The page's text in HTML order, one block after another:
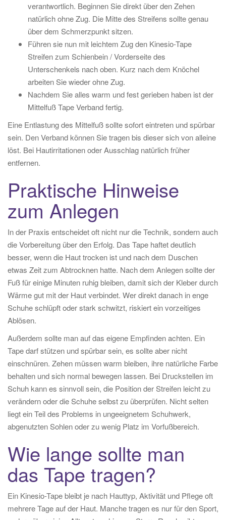
verantwortlich. Beginnen Sie direkt über den Zehen
natürlich ohne Zug. Die Mitte des Streifens sollte genau
über dem Schmerzpunkt sitzen.
Führen sie nun mit leichtem Zug den Kinesio-Tape
Streifen zum Schienbein / Vorderseite des
Unterschenkels nach oben. Kurz nach dem Knöchel
arbeiten Sie wieder ohne Zug.
Nachdem Sie alles warm und fest gerieben haben ist der
Mittelfuß Tape Verband fertig.
Eine Entlastung des Mittelfuß sollte sofort eintreten und spürbar
sein. Den Verband können Sie tragen bis dieser sich von alleine
löst. Bei Hautirritationen oder Ausschlag natürlich früher
entfernen.
Praktische Hinweise
zum Anlegen
In der Praxis entscheidet oft nicht nur die Technik, sondern auch
die Vorbereitung über den Erfolg. Das Tape haftet deutlich
besser, wenn die Haut trocken ist und nach dem Duschen
etwas Zeit zum Abtrocknen hatte. Nach dem Anlegen sollte der
Fuß für einige Minuten ruhig bleiben, damit sich der Kleber durch
Wärme gut mit der Haut verbindet. Wer direkt danach in enge
Schuhe schlüpft oder stark schwitzt, riskiert ein vorzeitiges
Ablösen.
Außerdem sollte man auf das eigene Empfinden achten. Ein
Tape darf stützen und spürbar sein, es sollte aber nicht
einschnüren. Zehen müssen warm bleiben, ihre natürliche Farbe
behalten und sich normal bewegen lassen. Bei Druckstellen im
Schuh kann es sinnvoll sein, die Position der Streifen leicht zu
verändern oder die Schuhe selbst zu überprüfen. Nicht selten
liegt ein Teil des Problems in ungeeignetem Schuhwerk,
abgenutzten Sohlen oder zu wenig Platz im Vorfußbereich.
Wie lange sollte man
das Tape tragen?
Ein Kinesio-Tape bleibt je nach Hauttyp, Aktivität und Pflege oft
mehrere Tage auf der Haut. Manche tragen es nur für den Sport,